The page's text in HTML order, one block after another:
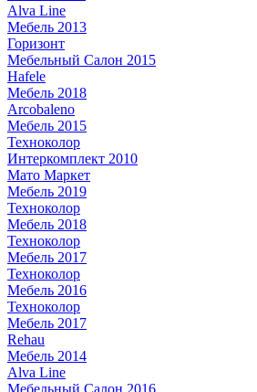
Alva Line
Мебель 2013
Горизонт
Мебельный Салон 2015
Hafele
Мебель 2018
Arcobaleno
Мебель 2015
Техноколор
Интеркомплект 2010
Мато Маркет
Мебель 2019
Техноколор
Мебель 2018
Техноколор
Мебель 2017
Техноколор
Мебель 2016
Техноколор
Мебель 2017
Rehau
Мебель 2014
Alva Line